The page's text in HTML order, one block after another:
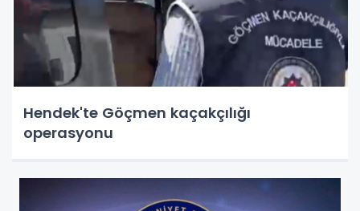
Hendek'te Göçmen kaçakçılığı
operasyonu